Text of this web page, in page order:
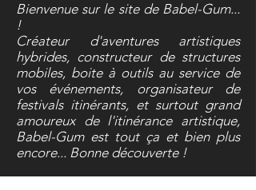
Bienvenue sur le site de Babel-Gum...
!
Créateur d'aventures artistiques
hybrides, constructeur de structures
mobiles, boite à outils au service de
vos événements, organisateur de
festivals itinérants, et surtout grand
amoureux de l'itinérance artistique,
Babel-Gum est tout ça et bien plus
encore... Bonne découverte !